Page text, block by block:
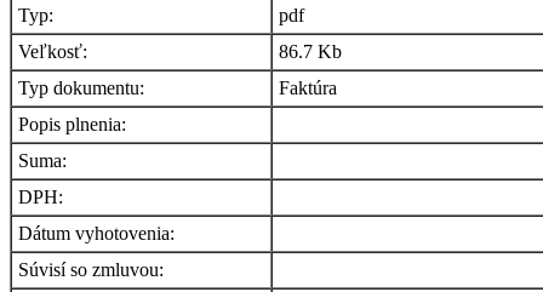
Typ:
pdf
Veľkosť:
86.7 Kb
Typ dokumentu:
Faktúra
Popis plnenia:
Suma:
DPH:
Dátum vyhotovenia:
Súvisí so zmluvou: